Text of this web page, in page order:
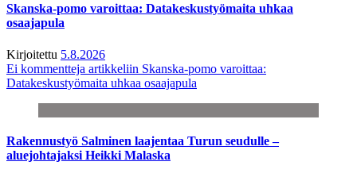
Skanska-pomo varoittaa: Datakeskustyömaita uhkaa
osaajapula
Kirjoitettu 5.8.2026
Ei kommentteja artikkeliin Skanska-pomo varoittaa:
Datakeskustyömaita uhkaa osaajapula
Rakennustyö Salminen laajentaa Turun seudulle –
aluejohtajaksi Heikki Malaska